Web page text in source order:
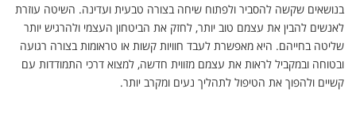
בנושאים שקשה להסביר ולפתוח שיחה בצורה טבעית ועדינה. השיטה עוזרת
לאנשים להבין את עצמם טוב יותר, לחזק את הביטחון העצמי ולהרגיש יותר
שליטה בחייהם. היא מאפשרת לעבד חוויות קשות או טראומות בצורה רגועה
ובטוחה ובמקביל לראות את עצמם מזווית חדשה, למצוא דרכי התמודדות עם
קשיים ולהפוך את הטיפול לתהליך נעים ומקרב יותר.